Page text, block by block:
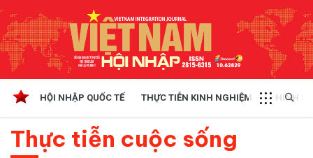
HỘI NHẬP QUỐC TẾ THỰC TIỄN KINH NGHIỆM CHÍNH
Thực tiễn cuộc sống